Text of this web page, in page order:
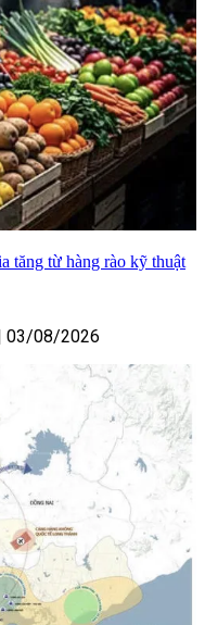
tăng từ hàng rào kỹ thuật
03/08/2026